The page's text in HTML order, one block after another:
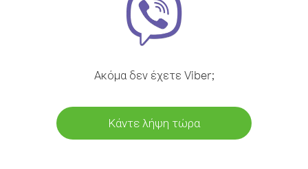
Ακόμα δεν έχετε Viber;
Κάντε λήψη τώρα